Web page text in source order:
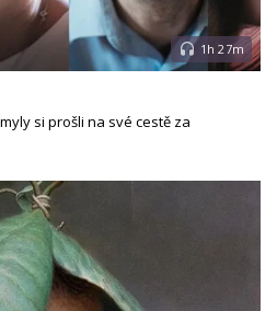
1h 27m
si prošli na své cestě za